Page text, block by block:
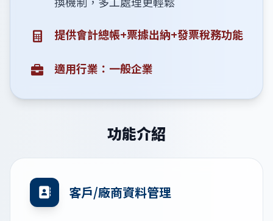
提供會計總帳+票據出納+發票稅務功能
適用行業：一般企業
功能介紹
客戶/廠商資料管理